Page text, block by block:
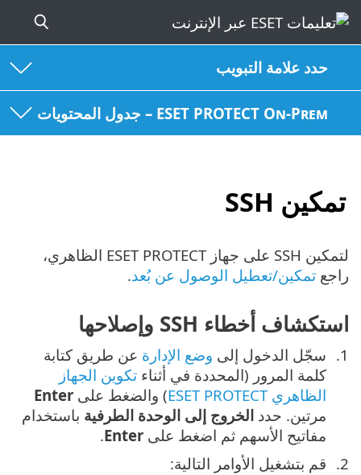
حدد علامة التبويب
ESET PROTECT On-Prem – جدول المحتويات
تمكين SSH
لتمكين SSH على جهاز ESET PROTECT الظاهري،
راجع تمكين/تعطيل الوصول عن بُعد.
استكشاف أخطاء SSH وإصلاحها
سجّل الدخول إلى وضع الإدارة عن طريق كتابة
كلمة المرور (المحددة في أثناء تكوين الجهاز
الظاهري ESET PROTECT
) والضغط على Enter
مرتين. حدد الخروج إلى الوحدة الطرفية باستخدام
مفاتيح الأسهم ثم اضغط على Enter
.
قم بتشغيل الأوامر التالية: